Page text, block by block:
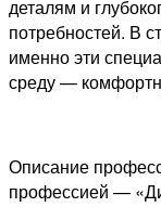
деталям и
потребностей. В
именно эти
среду —
Описание
профессией —